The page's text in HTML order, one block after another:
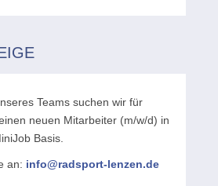
Teams suchen wir für
neuen Mitarbeiter (m/w/d) in
Basis.
an: info@radsport-lenzen.de